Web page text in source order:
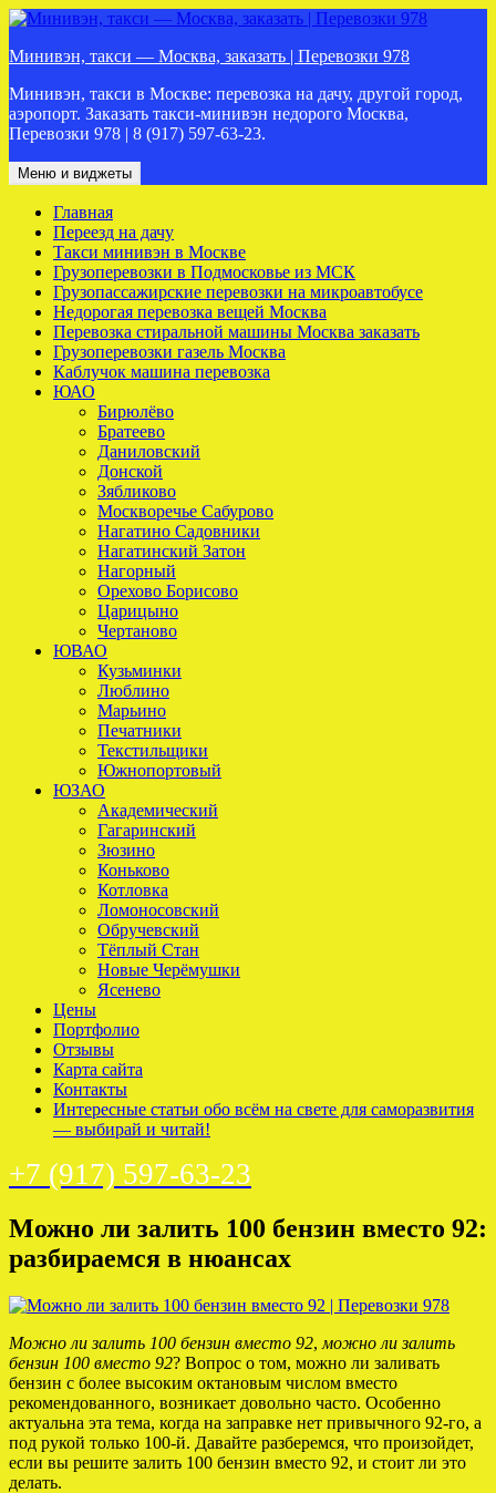
Перейти
содержимому
Минивэн, такси — Москва, заказать | Перевозки 978
Минивэн, такси в Москве: перевозка на дачу, другой город,
аэропорт. Заказать такси-минивэн недорого Москва,
Перевозки 978 | 8 (917) 597-63-23.
Меню и виджеты
Главная
Переезд на дачу
Такси минивэн в Москве
Грузоперевозки в Подмосковье из МСК
Грузопассажирские перевозки на микроавтобусе
Недорогая перевозка вещей Москва
Перевозка стиральной машины Москва заказать
Грузоперевозки газель Москва
Каблучок машина перевозка
ЮАО
Бирюлёво
Братеево
Даниловский
Донской
Зябликово
Москворечье Сабурово
Нагатино Садовники
Нагатинский Затон
Нагорный
Орехово Борисово
Царицыно
Чертаново
ЮВАО
Кузьминки
Люблино
Марьино
Печатники
Текстильщики
Южнопортовый
ЮЗАО
Академический
Гагаринский
Зюзино
Коньково
Котловка
Ломоносовский
Обручевский
Тёплый Стан
Новые Черёмушки
Ясенево
Цены
Портфолио
Отзывы
Карта сайта
Контакты
Интересные статьи обо всём на свете для саморазвития
— выбирай и читай!
+7 (917) 597-63-23
Можно ли залить 100 бензин вместо 92:
разбираемся в нюансах
Можно ли залить 100 бензин вместо 92, можно ли залить
бензин 100 вместо 92? Вопрос о том, можно ли заливать
бензин с более высоким октановым числом вместо
рекомендованного, возникает довольно часто. Особенно
актуальна эта тема, когда на заправке нет привычного 92-го, а
под рукой только 100-й. Давайте разберемся, что произойдет,
если вы решите залить 100 бензин вместо 92, и стоит ли это
делать.